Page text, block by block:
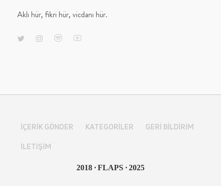
Aklı hür, fikri hür, vicdanı hür.
2018 ∙FLAPS ∙2025
İÇERIK GÖNDER KATEGORILER
GERI BILDIRIM
İLETIŞIM